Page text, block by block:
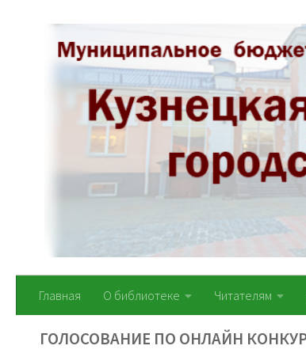
Перейти к содержимому
Главная О библиотеке Читателям
ГОЛОСОВАНИЕ ПО ОНЛАЙН